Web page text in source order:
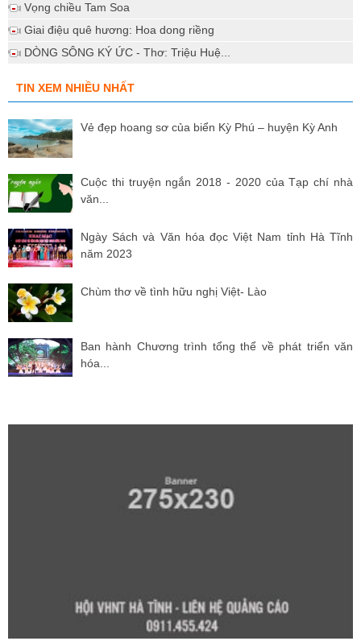
Vọng chiều Tam Soa
Giai điệu quê hương: Hoa dong riềng
DÒNG SÔNG KÝ ỨC - Thơ: Triệu Huệ...
TIN XEM NHIỀU NHẤT
Vẻ đẹp hoang sơ của biển Kỳ Phú – huyện Kỳ Anh
Cuộc thi truyện ngắn 2018 - 2020 của Tạp chí nhà
văn...
Ngày Sách và Văn hóa đọc Việt Nam tỉnh Hà Tĩnh
năm 2023
Chùm thơ về tình hữu nghị Việt- Lào
Ban hành Chương trình tổng thể về phát triển văn
hóa...